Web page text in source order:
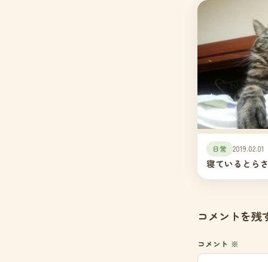
日常 2019.02.01
寝ているとら
コメントを残
コメント ※